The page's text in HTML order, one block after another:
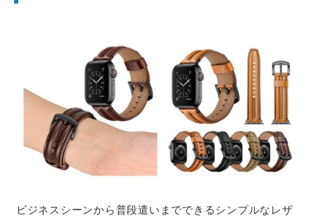
ビジネスシーンから普段遣いまでできるシンプルなレザ